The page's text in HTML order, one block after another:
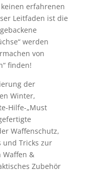
erfahrenen
Leitfaden ist die
werden
von
finden!
der
Winter,
Hilfe-„Must
Waffenschutz,
und Tricks zur
&
Zubehör